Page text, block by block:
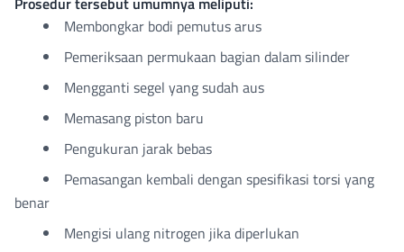
Membongkar bodi pemutus arus
Pemeriksaan permukaan bagian dalam silinder
Mengganti segel yang sudah aus
Memasang piston baru
Pengukuran jarak bebas
Pemasangan kembali dengan spesifikasi torsi yang
benar
Mengisi ulang nitrogen jika diperlukan